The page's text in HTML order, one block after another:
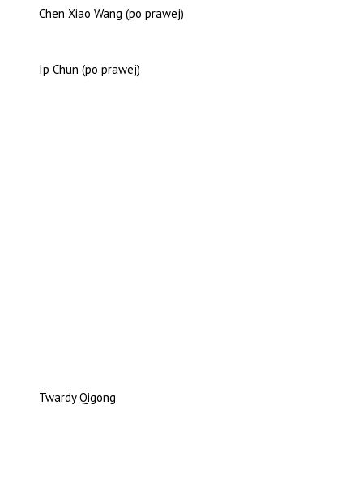
Chen Xiao Wang (po prawej)
Ip Chun (po prawej)
Twardy Qigong